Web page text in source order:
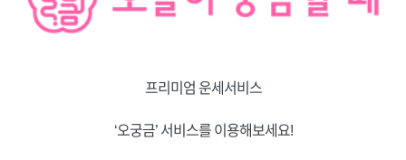
프리미엄 운세서비스
‘오궁금’ 서비스를 이용해보세요!